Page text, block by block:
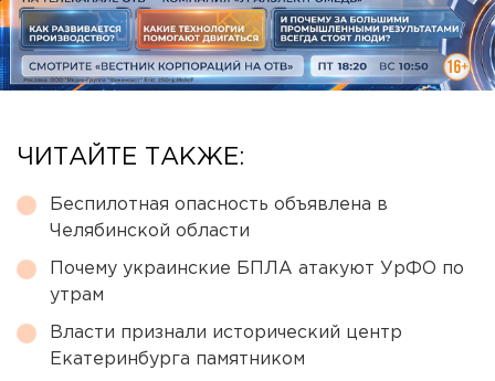
ЧИТАЙТЕ ТАКЖЕ:
Беспилотная опасность объявлена в
Челябинской области
Почему украинские БПЛА атакуют УрФО по
утрам
Власти признали исторический центр
Екатеринбурга памятником